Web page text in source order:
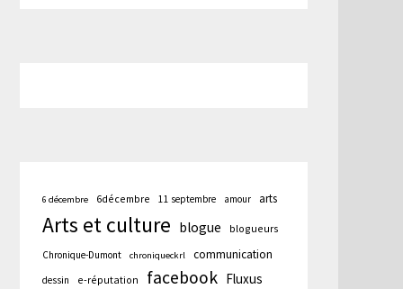
6 décembre 6décembre 11 septembre amour arts
Arts et culture blogue blogueurs
Chronique-Dumont chroniqueckrl communication
dessin e-réputation facebook Fluxus